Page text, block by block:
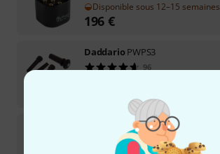
Disponible sous 12–15 semaines
196 €
DaddarioPWPS3
96
National Reso-Phonic
Resonator
21